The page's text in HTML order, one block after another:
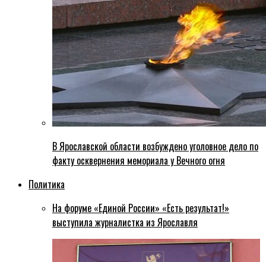
В Ярославской области возбуждено уголовное дело по
факту осквернения мемориала у Вечного огня
Политика
На форуме «Единой России» «Есть результат!»
выступила журналистка из Ярославля